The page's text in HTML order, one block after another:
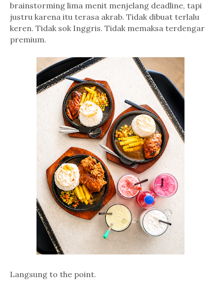
brainstorming lima menit menjelang deadline, tapi
justru karena itu terasa akrab. Tidak dibuat terlalu
keren. Tidak sok Inggris. Tidak memaksa terdengar
premium.
Langsung to the point.